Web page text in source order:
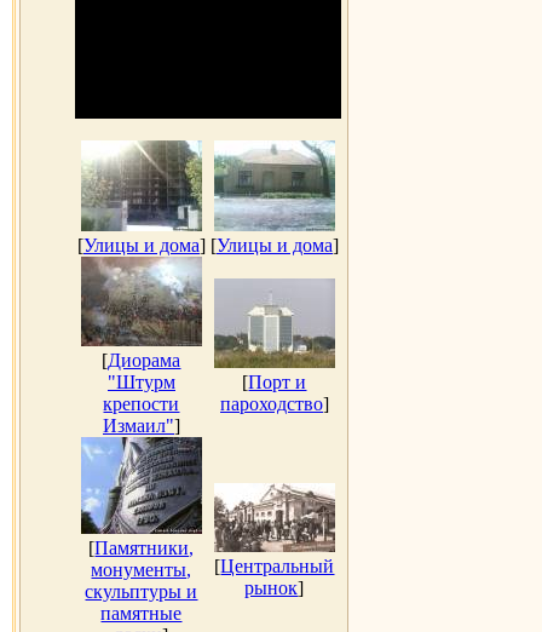
[Улицы и дома] [Улицы и дома]
[Диорама
"Штурм
крепости
Измаил"]
[Порт и
пароходство]
[Памятники,
монументы,
скульптуры и
памятные
[Центральный
рынок]